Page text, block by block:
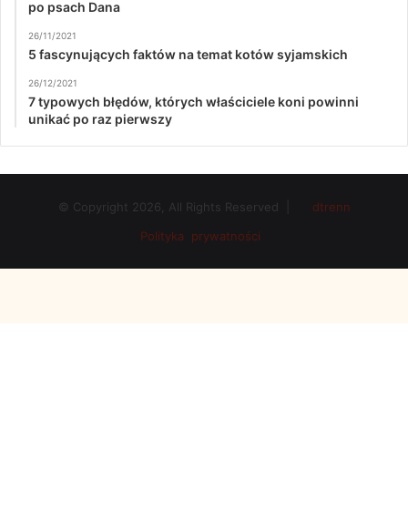
po psach Dana
26/11/2021
5 fascynujących faktów na temat kotów syjamskich
26/12/2021
7 typowych błędów, których właściciele koni powinni
unikać po raz pierwszy
© Copyright 2026, All Rights Reserved |
dtrenn
Polityka prywatności